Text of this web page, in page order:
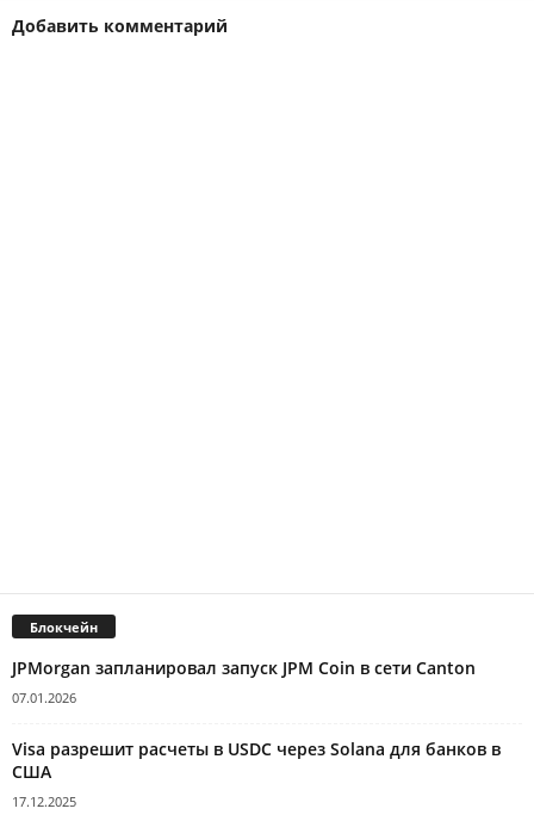
Добавить комментарий
Блокчейн
JPMorgan запланировал запуск JPM Coin в сети Canton
07.01.2026
Visa разрешит расчеты в USDC через Solana для банков в
США
17.12.2025